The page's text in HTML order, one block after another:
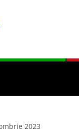
2023